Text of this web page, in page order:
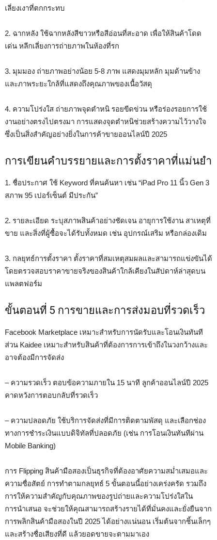
เลี่ยงเงาที่ตกกระทบ
2. ฉากหลัง ใช้ฉากหลังสีขาวหรือสีอ่อนที่สะอาด เพื่อให้สินค้าโดด
เด่น หลีกเลี่ยงการถ่ายภาพในห้องที่รก
3. มุมมอง ถ่ายภาพอย่างน้อย 5-8 ภาพ แสดงมุมหลัก มุมด้านข้าง
และภาพระยะใกล้ที่แสดงถึงคุณภาพของเนื้อวัสดุ
4. ความโปร่งใส ถ่ายภาพจุดตำหนิ รอยขีดข่วน หรือร่องรอยการใช้
งานอย่างตรงไปตรงมา การแสดงจุดตำหนิช่วยสร้างความไว้วางใจ
ซึ่งเป็นสิ่งสำคัญอย่างยิ่งในการค้าขายออนไลน์ปี 2025
การเขียนคำบรรยายและการตั้งราคาที่แม่นยำ
1. ชื่อประกาศ ใช้ Keyword ที่คนค้นหา เช่น “iPad Pro 11 นิ้ว Gen 3
สภาพ 95 เปอร์เซ็นต์ มีประกัน”
2. รายละเอียด ระบุสภาพสินค้าอย่างชัดเจน อายุการใช้งาน สาเหตุที่
ขาย และสิ่งที่ผู้ซื้อจะได้รับทั้งหมด เช่น อุปกรณ์เสริม หรือกล่องเดิม
3. กลยุทธ์การตั้งราคา ตั้งราคาที่สมเหตุสมผลและสามารถแข่งขันได้
โดยตรวจสอบราคาขายจริงของสินค้าใกล้เคียงในสัปดาห์ล่าสุดบน
แพลตฟอร์ม
ขั้นตอนที่ 5 การขายและการส่งมอบที่รวดเร็ว
Facebook Marketplace เหมาะสำหรับการนัดรับและโอนเงินทันที
ส่วน Kaidee เหมาะสำหรับสินค้าที่ต้องการการเข้าถึงในวงกว้างและ
อาจต้องมีการจัดส่ง
– ความรวดเร็ว ตอบข้อความภายใน 15 นาที ลูกค้าออนไลน์ปี 2025
คาดหวังการตอบกลับที่รวดเร็ว
– ความปลอดภัย ใช้บริการจัดส่งที่มีการติดตามพัสดุ และเลือกช่อง
ทางการชำระเงินแบบดิจิทัลที่ปลอดภัย (เช่น การโอนเงินทันทีผ่าน
Mobile Banking)
การ Flipping สินค้ามือสองเป็นธุรกิจที่ต้องอาศัยความสม่ำเสมอและ
ความซื่อสัตย์ การทำตามกลยุทธ์ 5 ขั้นตอนนี้อย่างเคร่งครัด รวมถึง
การให้ความสำคัญกับคุณภาพของรูปถ่ายและความโปร่งใสใน
การนำเสนอ จะช่วยให้คุณสามารถสร้างรายได้ที่มั่นคงและยั่งยืนจาก
การพลิกสินค้ามือสองในปี 2025 ได้อย่างแน่นอน เริ่มต้นจากชิ้นเล็กๆ
และสร้างชื่อเสียงที่ดี แล้วยอดขายจะตามมาเอง